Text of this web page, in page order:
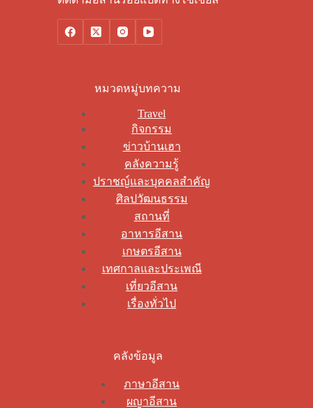
หมวดหมู่บทความ
Travel
กิจกรรม
ข่าวบ้านเฮา
คลังความรู้
ปราชญ์และบุคคลสำคัญ
ศิลปวัฒนธรรม
สถานที่
อาหารอีสาน
เกษตรอีสาน
เทศกาลและประเพณี
เที่ยวอีสาน
เรื่องทั่วไป
คลังข้อมูล
ภาษาอีสาน
ผญาอีสาน